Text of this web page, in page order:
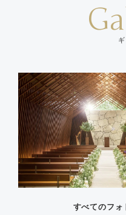
すべてのフォ